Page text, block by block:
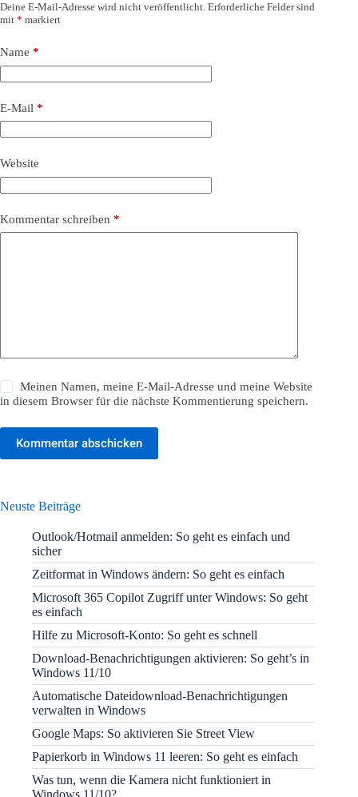
Deine E-Mail-Adresse wird nicht veröffentlicht. Erforderliche Felder sind
mit * markiert
Name *
E-Mail *
Website
Kommentar schreiben *
Meinen Namen, meine E-Mail-Adresse und meine Website
in diesem Browser für die nächste Kommentierung speichern.
Kommentar abschicken
Neuste Beiträge
Outlook/Hotmail anmelden: So geht es einfach und
sicher
Zeitformat in Windows ändern: So geht es einfach
Microsoft 365 Copilot Zugriff unter Windows: So geht
es einfach
Hilfe zu Microsoft-Konto: So geht es schnell
Download-Benachrichtigungen aktivieren: So geht’s in
Windows 11/10
Automatische Dateidownload-Benachrichtigungen
verwalten in Windows
Google Maps: So aktivieren Sie Street View
Papierkorb in Windows 11 leeren: So geht es einfach
Was tun, wenn die Kamera nicht funktioniert in
Windows 11/10?